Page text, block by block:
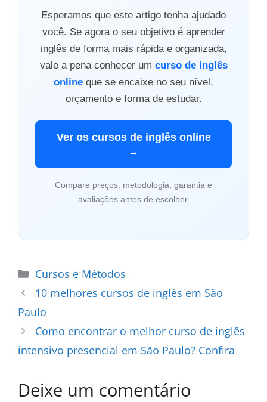
Esperamos que este artigo tenha ajudado
você. Se agora o seu objetivo é aprender
inglês de forma mais rápida e organizada,
vale a pena conhecer um curso de inglês
online que se encaixe no seu nível,
orçamento e forma de estudar.
Ver os cursos de inglês online
→
Compare preços, metodologia, garantia e
avaliações antes de escolher.
Categorias
Cursos e Métodos
10 melhores cursos de inglês em São
Paulo
Como encontrar o melhor curso de inglês
intensivo presencial em São Paulo? Confira
Deixe um comentário